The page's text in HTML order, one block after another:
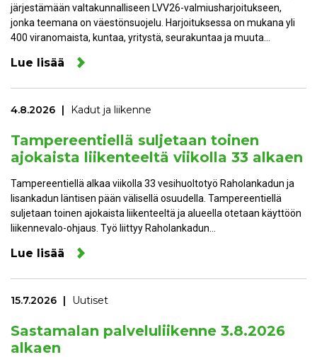
järjestämään valtakunnalliseen LVV26-valmiusharjoitukseen,
jonka teemana on väestönsuojelu. Harjoituksessa on mukana yli
400 viranomaista, kuntaa, yritystä, seurakuntaa ja muuta…
Lue lisää
4.8.2026 Kadut ja liikenne
Tampereentiellä suljetaan toinen
ajokaista liikenteeltä viikolla 33 alkaen
Tampereentiellä alkaa viikolla 33 vesihuoltotyö Raholankadun ja
Iisankadun läntisen pään välisellä osuudella. Tampereentiellä
suljetaan toinen ajokaista liikenteeltä ja alueella otetaan käyttöön
liikennevalo-ohjaus. Työ liittyy Raholankadun…
Lue lisää
15.7.2026 Uutiset
Sastamalan palveluliikenne 3.8.2026
alkaen